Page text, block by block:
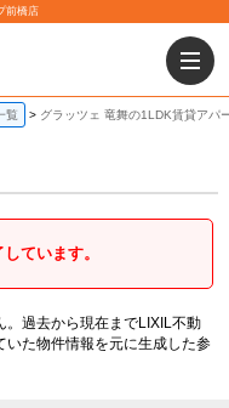
前橋店
覧 グラッツェ 竜舞の1LDK賃貸アパ
ています。
過去から現在までLIXIL不動
た物件情報を元に生成した参